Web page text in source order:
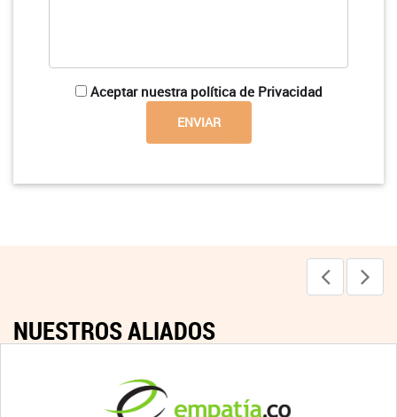
Aceptar nuestra política de Privacidad
NUESTROS ALIADOS